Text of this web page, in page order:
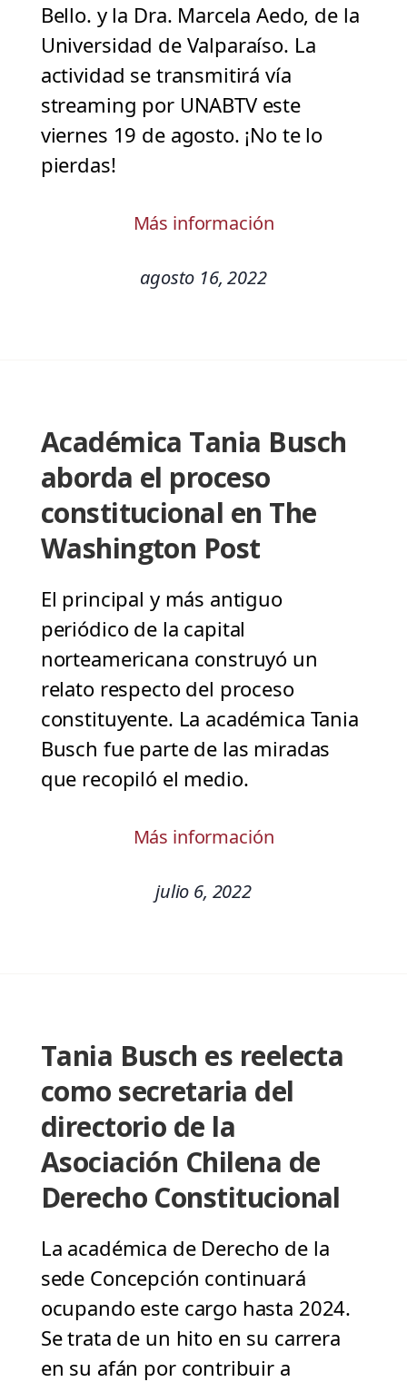
Bello. y la Dra. Marcela Aedo, de la
Universidad de Valparaíso. La
actividad se transmitirá vía
streaming por UNABTV este
viernes 19 de agosto. ¡No te lo
pierdas!
Más información
agosto 16, 2022
Académica Tania Busch
aborda el proceso
constitucional en The
Washington Post
El principal y más antiguo
periódico de la capital
norteamericana construyó un
relato respecto del proceso
constituyente. La académica Tania
Busch fue parte de las miradas
que recopiló el medio.
Más información
julio 6, 2022
Tania Busch es reelecta
como secretaria del
directorio de la
Asociación Chilena de
Derecho Constitucional
La académica de Derecho de la
sede Concepción continuará
ocupando este cargo hasta 2024.
Se trata de un hito en su carrera
en su afán por contribuir a